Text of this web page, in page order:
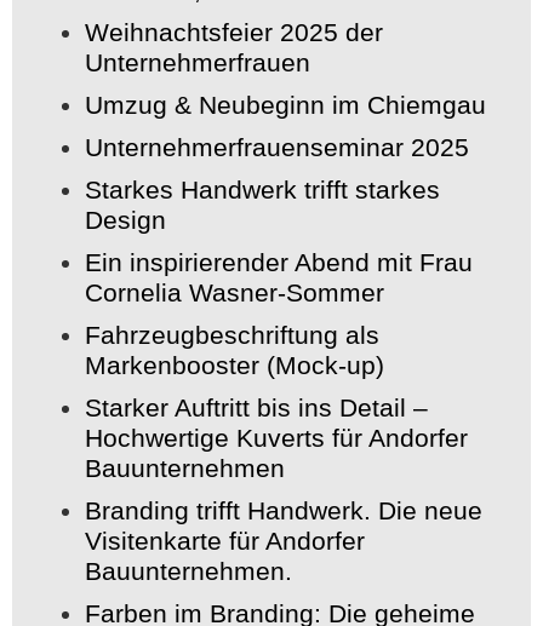
Weihnachtsfeier 2025 der
Unternehmerfrauen
Umzug & Neubeginn im Chiemgau
Unternehmerfrauenseminar 2025
Starkes Handwerk trifft starkes
Design
Ein inspirierender Abend mit Frau
Cornelia Wasner-Sommer
Fahrzeugbeschriftung als
Markenbooster (Mock-up)
Starker Auftritt bis ins Detail –
Hochwertige Kuverts für Andorfer
Bauunternehmen
Branding trifft Handwerk. Die neue
Visitenkarte für Andorfer
Bauunternehmen.
Farben im Branding: Die geheime